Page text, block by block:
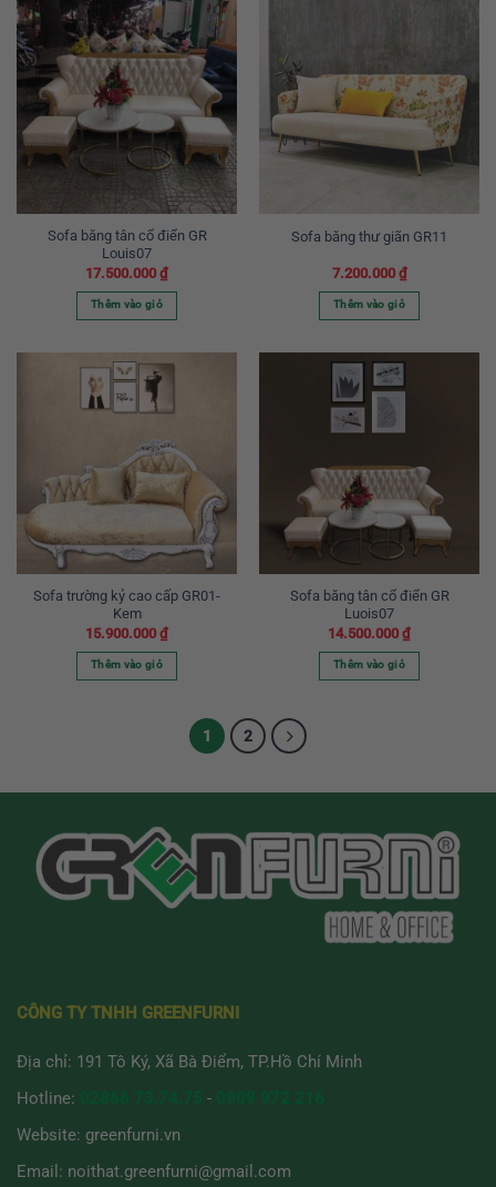
Sofa băng tân cổ điển GR
Louis07
17.500.000 ₫
Thêm vào giỏ
Sofa băng thư giãn GR11
7.200.000 ₫
Thêm vào giỏ
Sofa trường kỷ cao cấp GR01-
Kem
15.900.000 ₫
Thêm vào giỏ
Sofa băng tân cổ điển GR
Luois07
14.500.000 ₫
Thêm vào giỏ
1 2
CÔNG TY TNHH GREENFURNI
Địa chỉ: 191 Tô Ký, Xã Bà Điểm, TP.Hồ Chí Minh
Hotline:
-
Website: greenfurni.vn
Email: noithat.greenfurni@gmail.com